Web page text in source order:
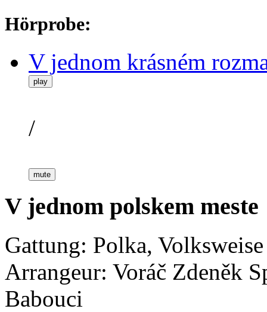
Hörprobe:
V jednom krásném
play
/
mute
V jednom polskem meste
Gattung: Polka, Volksweise
Arrangeur: Voráč Zdeněk
Babouci